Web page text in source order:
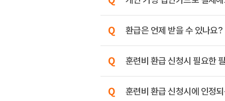
환급은 언제 받을 수 있나요?
훈련비 환급 신청시 필요한
훈련비 환급 신청시에 인정